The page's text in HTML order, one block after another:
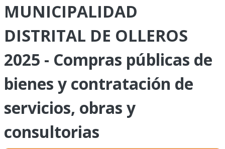
MUNICIPALIDAD
DISTRITAL DE OLLEROS
2025 - Compras públicas de
bienes y contratación de
servicios, obras y
consultorias